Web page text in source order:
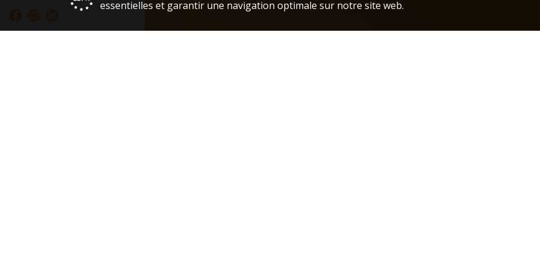
essentielles et garantir une navigation optimale sur notre site web.